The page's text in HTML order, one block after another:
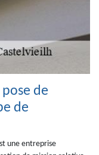
de
de
une entreprise